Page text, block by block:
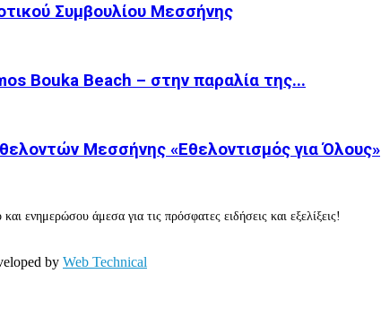
Συμβουλίου Μεσσήνης
Bouka Beach – στην παραλία της...
Μεσσήνης «Εθελοντισμός για Όλους»
ενημερώσου άμεσα για τις πρόσφατες ειδήσεις και εξελίξεις!
by Web Technical